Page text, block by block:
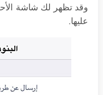
وقد تظهر لك شاشة
عليها.